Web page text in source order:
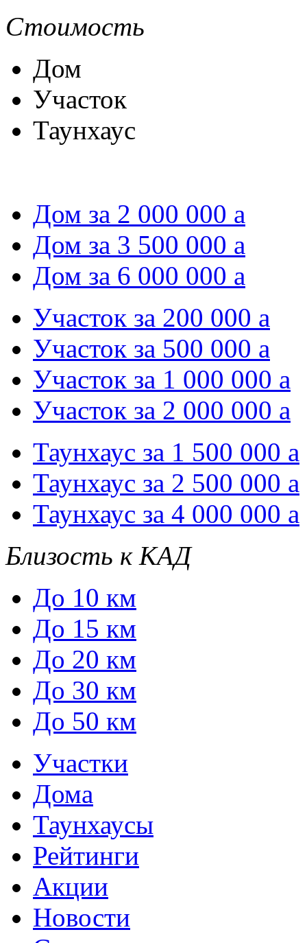
Стоимость
Дом
Участок
Таунхаус
Дом за 2 000 000 a
Дом за 3 500 000 a
Дом за 6 000 000 a
Участок за 200 000 a
Участок за 500 000 a
Участок за 1 000 000 a
Участок за 2 000 000 a
Таунхаус за 1 500 000 a
Таунхаус за 2 500 000 a
Таунхаус за 4 000 000 a
Близость к КАД
До 10 км
До 15 км
До 20 км
До 30 км
До 50 км
Участки
Дома
Таунхаусы
Рейтинги
Акции
Новости